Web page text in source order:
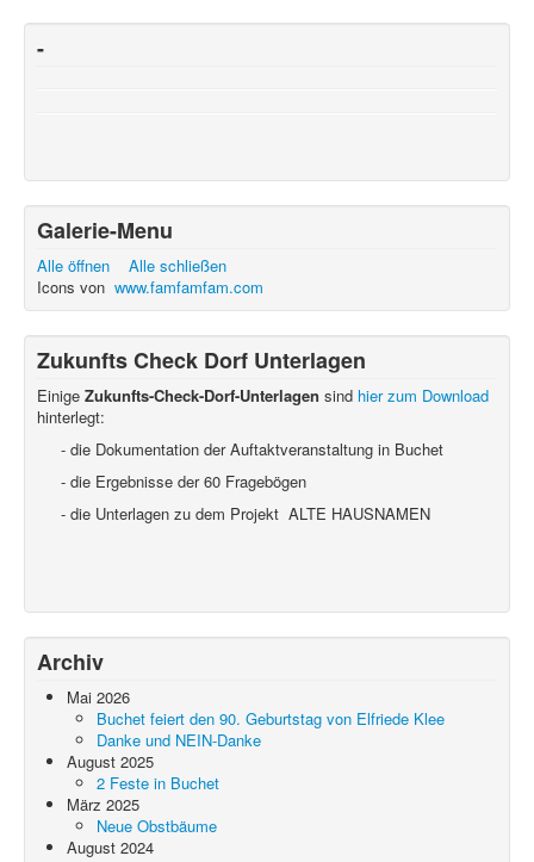
-
Galerie-Menu
Alle öffnen
Alle schließen
Icons von www.famfamfam.com
Zukunfts Check Dorf Unterlagen
Einige Zukunfts-Check-Dorf-Unterlagen sind hier zum Download
hinterlegt:
- die Dokumentation der Auftaktveranstaltung in Buchet
- die Ergebnisse der 60 Fragebögen
- die Unterlagen zu dem Projekt ALTE HAUSNAMEN
Archiv
Mai 2026
Buchet feiert den 90. Geburtstag von Elfriede Klee
Danke und NEIN-Danke
August 2025
2 Feste in Buchet
März 2025
Neue Obstbäume
August 2024